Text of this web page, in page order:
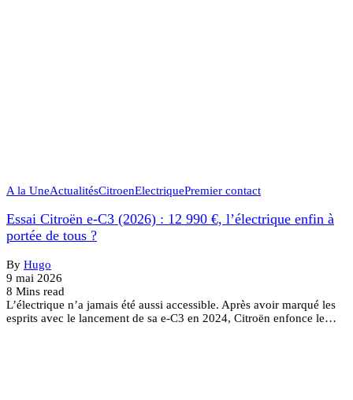
A la UneActualitésCitroenElectriquePremier contact
Essai Citroën e-C3 (2026) : 12 990 €, l’électrique enfin à
portée de tous ?
By Hugo
9 mai 2026
8 Mins read
L’électrique n’a jamais été aussi accessible. Après avoir marqué les
esprits avec le lancement de sa e-C3 en 2024, Citroën enfonce le…